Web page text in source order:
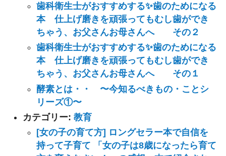
歯科衛生士がおすすめする✨歯のためになる
本 仕上げ磨きを頑張ってもむし歯ができ
ちゃう、お父さんお母さんへ その２
歯科衛生士がおすすめする✨歯のためになる
本 仕上げ磨きを頑張ってもむし歯ができ
ちゃう、お父さんお母さんへ その１
酵素とは・・ 〜今知るべきもの・ことシ
リーズ①〜
カテゴリー: 教育
[女の子の育て方] ロングセラー本で自信を
持って子育て 「女の子は8歳になったら育て